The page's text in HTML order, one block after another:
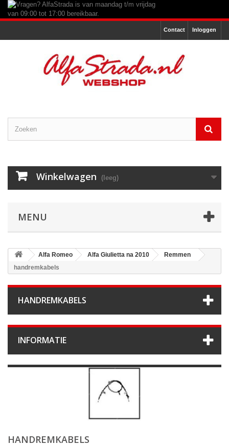
Inloggen
Contact
Winkelwagen (leeg)
MENU
Alfa Romeo Alfa Giulietta na 2010
Remmen
handremkabels
HANDREMKABELS
INFORMATIE
HANDREMKABELS